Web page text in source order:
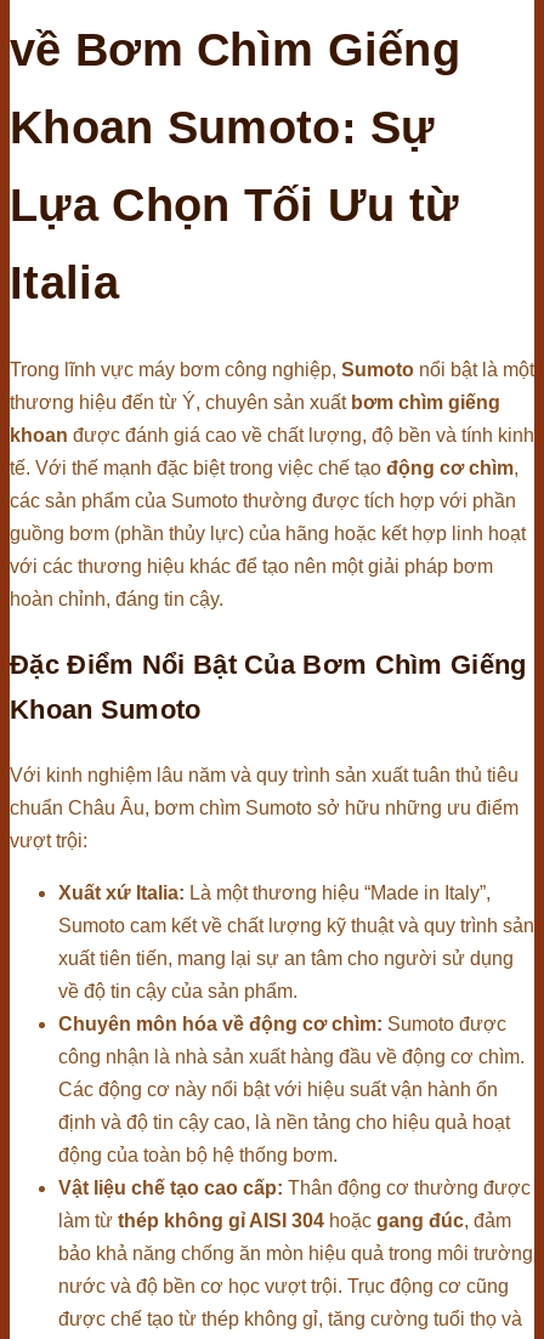
về Bơm Chìm Giếng
Khoan Sumoto: Sự
Lựa Chọn Tối Ưu từ
Italia
Trong lĩnh vực máy bơm công nghiệp, Sumoto nổi bật là một
thương hiệu đến từ Ý, chuyên sản xuất bơm chìm giếng
khoan được đánh giá cao về chất lượng, độ bền và tính kinh
tế. Với thế mạnh đặc biệt trong việc chế tạo động cơ chìm,
các sản phẩm của Sumoto thường được tích hợp với phần
guồng bơm (phần thủy lực) của hãng hoặc kết hợp linh hoạt
với các thương hiệu khác để tạo nên một giải pháp bơm
hoàn chỉnh, đáng tin cậy.
Đặc Điểm Nổi Bật Của Bơm Chìm Giếng
Khoan Sumoto
Với kinh nghiệm lâu năm và quy trình sản xuất tuân thủ tiêu
chuẩn Châu Âu, bơm chìm Sumoto sở hữu những ưu điểm
vượt trội:
Xuất xứ Italia: Là một thương hiệu “Made in Italy”,
Sumoto cam kết về chất lượng kỹ thuật và quy trình sản
xuất tiên tiến, mang lại sự an tâm cho người sử dụng
về độ tin cậy của sản phẩm.
Chuyên môn hóa về động cơ chìm: Sumoto được
công nhận là nhà sản xuất hàng đầu về động cơ chìm.
Các động cơ này nổi bật với hiệu suất vận hành ổn
định và độ tin cậy cao, là nền tảng cho hiệu quả hoạt
động của toàn bộ hệ thống bơm.
Vật liệu chế tạo cao cấp: Thân động cơ thường được
làm từ thép không gỉ AISI 304 hoặc gang đúc, đảm
bảo khả năng chống ăn mòn hiệu quả trong môi trường
nước và độ bền cơ học vượt trội. Trục động cơ cũng
được chế tạo từ thép không gỉ, tăng cường tuổi thọ và